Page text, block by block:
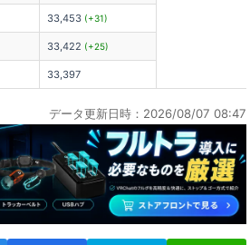
33,453 (+31)
33,422 (+25)
33,397
データ更新日時：2026/08/07 08:47